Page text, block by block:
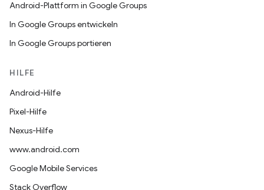
Android-Plattform in Google Groups
In Google Groups entwickeln
In Google Groups portieren
HILFE
Android-Hilfe
Pixel-Hilfe
Nexus-Hilfe
www.android.com
Google Mobile Services
Stack Overflow